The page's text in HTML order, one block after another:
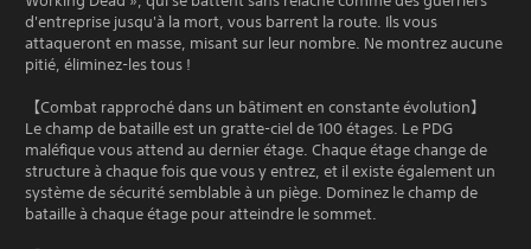
d'entreprise jusqu'à la mort, vous barrent la route. Ils vous
attaqueront en masse, misant sur leur nombre. Ne montrez aucune
pitié, éliminez-les tous !
【Combat rapproché dans un bâtiment en constante évolution】
Le champ de bataille est un gratte-ciel de 100 étages. Le PDG
maléfique vous attend au dernier étage. Chaque étage change de
structure à chaque fois que vous y entrez, et il existe également un
système de sécurité semblable à un piège. Dominez le champ de
bataille à chaque étage pour atteindre le sommet.